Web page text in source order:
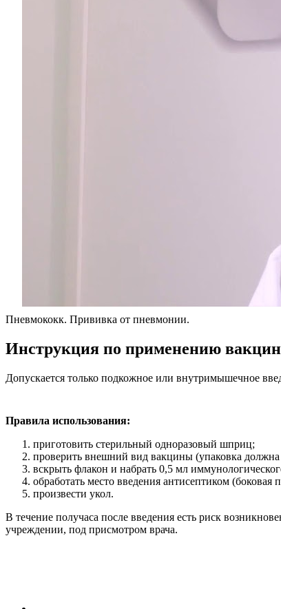
Пневмококк. Прививка от пневмонии.
Инструкция по применению
Допускается только подкожное или внутримышечное
Правила использования:
приготовить стерильный одноразовый шприц;
проверить внешний вид вакцины (упаковка
вскрыть флакон и набрать 0,5 мл
обработать место введения антисептиком
произвести укол.
В течение получаса после введения есть риск
учреждении, под присмотром врача.